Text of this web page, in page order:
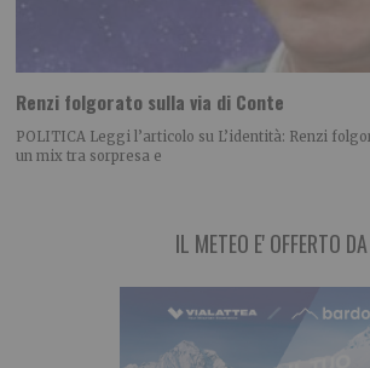
Renzi folgorato sulla via di Conte
POLITICA Leggi l’articolo su L’identità: Renzi
un mix tra sorpresa e
IL METEO E' OFFERTO DA